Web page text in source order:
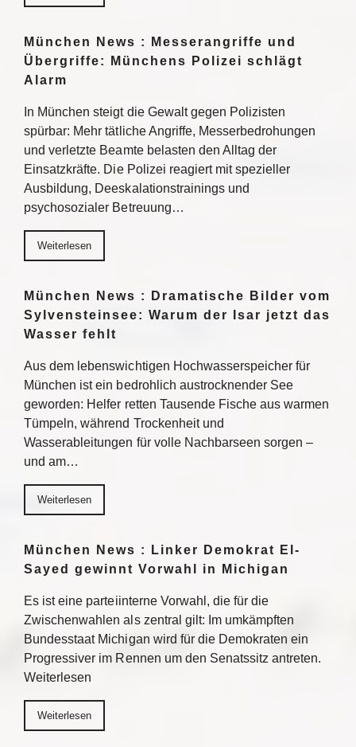
München News : Messerangriffe und
Übergriffe: Münchens Polizei schlägt
Alarm
In München steigt die Gewalt gegen Polizisten
spürbar: Mehr tätliche Angriffe, Messerbedrohungen
und verletzte Beamte belasten den Alltag der
Einsatzkräfte. Die Polizei reagiert mit spezieller
Ausbildung, Deeskalationstrainings und
psychosozialer Betreuung…
Weiterlesen
München News : Dramatische Bilder vom
Sylvensteinsee: Warum der Isar jetzt das
Wasser fehlt
Aus dem lebenswichtigen Hochwasserspeicher für
München ist ein bedrohlich austrocknender See
geworden: Helfer retten Tausende Fische aus warmen
Tümpeln, während Trockenheit und
Wasserableitungen für volle Nachbarseen sorgen –
und am…
Weiterlesen
München News : Linker Demokrat El-
Sayed gewinnt Vorwahl in Michigan
Es ist eine parteiinterne Vorwahl, die für die
Zwischenwahlen als zentral gilt: Im umkämpften
Bundesstaat Michigan wird für die Demokraten ein
Progressiver im Rennen um den Senatssitz antreten.
Weiterlesen
Weiterlesen